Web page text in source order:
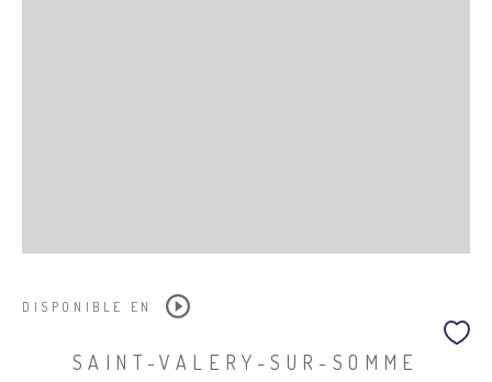
DISPONIBLE EN
SAINT-VALERY-SUR-SOMME